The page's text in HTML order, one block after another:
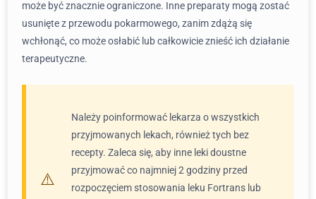
może być znacznie ograniczone. Inne preparaty mogą zostać
usunięte z przewodu pokarmowego, zanim zdążą się
wchłonąć, co może osłabić lub całkowicie znieść ich działanie
terapeutyczne.
Należy poinformować lekarza o wszystkich
przyjmowanych lekach, również tych bez
recepty. Zaleca się, aby inne leki doustne
przyjmować co najmniej 2 godziny przed
rozpoczęciem stosowania leku Fortrans lub